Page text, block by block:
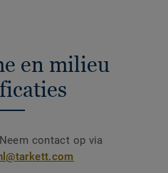
en milieu
contact op via